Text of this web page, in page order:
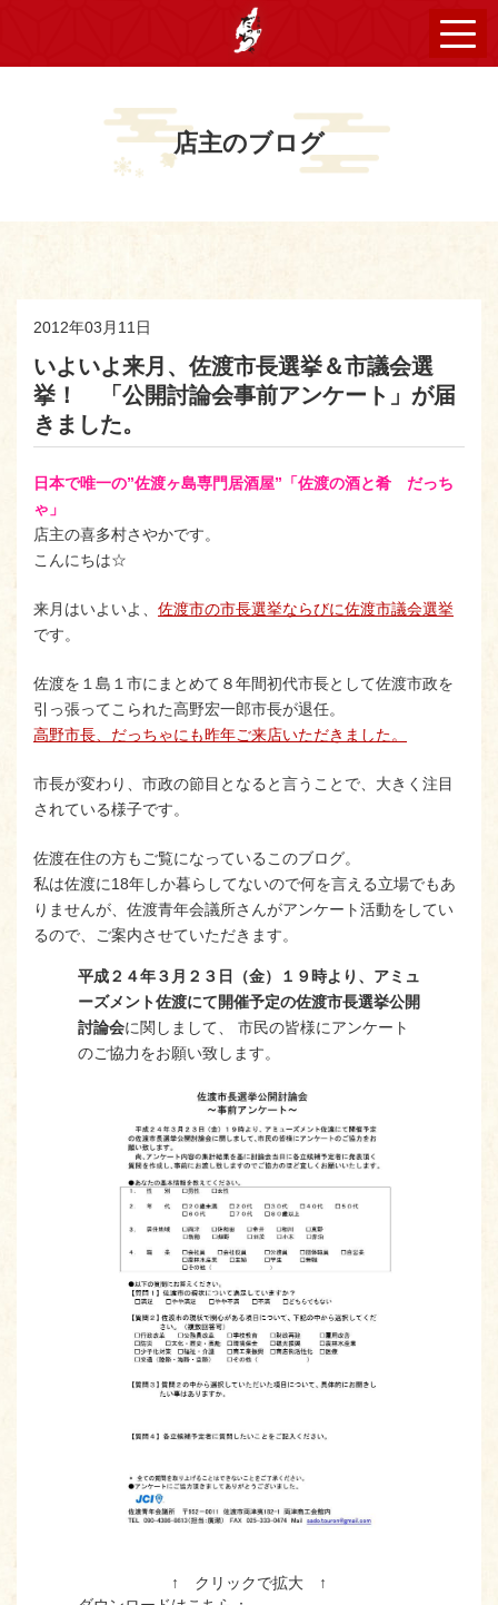
店主のブログ
2012年03月11日
いよいよ来月、佐渡市長選挙＆市議会選
挙！ 「公開討論会事前アンケート」が届
きました。
日本で唯一の”佐渡ヶ島専門居酒屋”「佐渡の酒と肴 だっち
ゃ」
店主の喜多村さやかです。
こんにちは☆
来月はいよいよ、 佐渡市の市長選挙ならびに佐渡市議会選挙
です。
佐渡を１島１市にまとめて８年間初代市長として佐渡市政を
引っ張ってこられた高野宏一郎市長が退任。
高野市長、だっちゃにも昨年ご来店いただきました。
市長が変わり、市政の節目となると言うことで、大きく注目
されている様子です。
佐渡在住の方もご覧になっているこのブログ。
私は佐渡に18年しか暮らしてないので何を言える立場でもあ
りませんが、佐渡青年会議所さんがアンケート活動をしてい
るので、ご案内させていただきます。
平成２４年３月２３日（金）１９時より、アミュ
ーズメント佐渡にて開催予定の佐渡市長選挙公開
討論会に関しまして、 市民の皆様にアンケート
のご協力をお願い致します。
↑ クリックで拡大 ↑